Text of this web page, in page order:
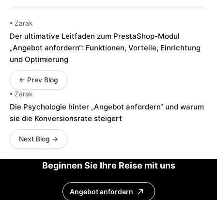
• Zarak
Der ultimative Leitfaden zum PrestaShop-Modul
„Angebot anfordern“: Funktionen, Vorteile, Einrichtung
und Optimierung
← Prev Blog
• Zarak
Die Psychologie hinter „Angebot anfordern“ und warum
sie die Konversionsrate steigert
Next Blog →
Beginnen Sie Ihre Reise mit uns
Angebot anfordern